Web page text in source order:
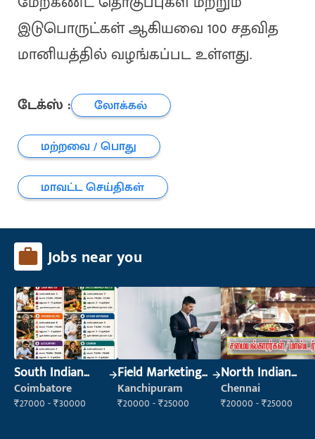
இடுபொருட்கள் ஆகியவை 100 சதவித
மானியத்தில் வழங்கப்பட உள்ளது.
டேக்ஸ் :
லோக்கல்
மற்றவை / பொது
மாவட்ட செய்திகள்
Jobs near you
South Indian
Cook
Coimbatore
₹27000 - ₹30000
Field Marketing
Executive
Kanchipuram
₹20000 - ₹25000
North Indian
Cook
Chennai
₹20000 - ₹25000